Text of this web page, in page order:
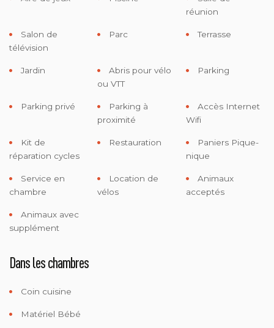
réunion
Salon de
télévision
Parc Terrasse
Jardin
Abris pour vélo
ou VTT
Parking
Parking privé
Parking à
proximité
Accès Internet
Wifi
Kit de
réparation cycles
Restauration
Paniers Pique-
nique
Service en
chambre
Location de
vélos
Animaux
acceptés
Animaux avec
supplément
Dans les chambres
Coin cuisine
Matériel Bébé